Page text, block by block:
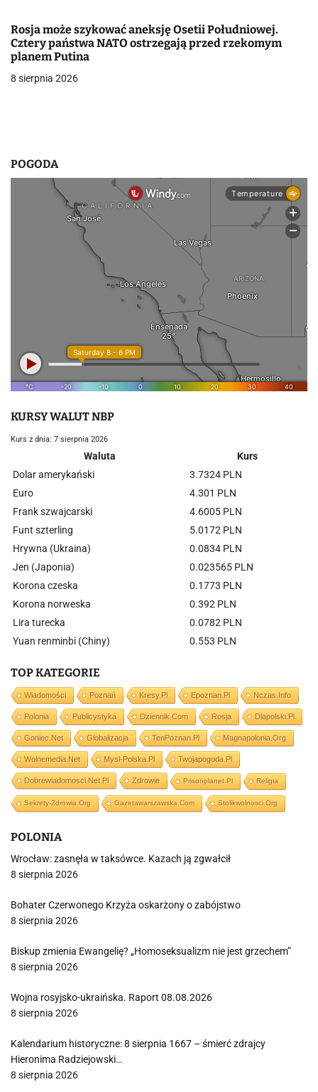
p
i
Rosja może szykować aneksję Osetii Południowej.
Cztery państwa NATO ostrzegają przed rzekomym
planem Putina
8 sierpnia 2026
POGODA
KURSY WALUT NBP
Kurs z dnia: 7 sierpnia 2026
Waluta
Kurs
Dolar amerykański
3.7324 PLN
Euro
4.301 PLN
Frank szwajcarski
4.6005 PLN
Funt szterling
5.0172 PLN
Hrywna (Ukraina)
0.0834 PLN
Jen (Japonia)
0.023565 PLN
Korona czeska
0.1773 PLN
Korona norweska
0.392 PLN
Lira turecka
0.0782 PLN
Yuan renminbi (Chiny)
0.553 PLN
TOP KATEGORIE
Wiadomości Poznań Kresy.pl Epoznan.pl Nczas.info
Polonia Publicystyka Dziennik.com Rosja Dlapolski.pl
Goniec.net Globalizacja TenPoznan.pl Magnapolonia.org
Wolnemedia.net Mysl-Polska.pl Twojapogoda.pl
Dobrewiadomosci.net.pl Zdrowie Prisonplanet.pl Religia
Sekrety-Zdrowia.org Gazetawarszawska.com Stolikwolnosci.org
POLONIA
Wrocław: zasnęła w taksówce. Kazach ją zgwałcił
8 sierpnia 2026
Bohater Czerwonego Krzyża oskarżony o zabójstwo
8 sierpnia 2026
Biskup zmienia Ewangelię? „Homoseksualizm nie jest grzechem”
8 sierpnia 2026
Wojna rosyjsko-ukraińska. Raport 08.08.2026
8 sierpnia 2026
Kalendarium historyczne: 8 sierpnia 1667 – śmierć zdrajcy
Hieronima Radziejowski…
8 sierpnia 2026